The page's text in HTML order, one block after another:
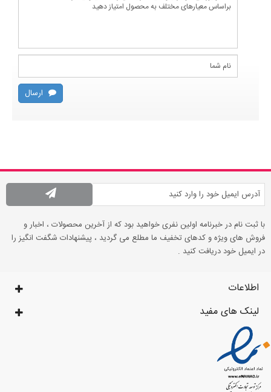
ارسال
با ثبت نام در خبرنامه اولین نفری خواهید بود که از آخرین محصولات ، اخبار و
فروش های ویژه و کدهای تخفیف ما مطلع می گردید ، پیشنهادات شگفت انگیز را
در ایمیل خود دریافت کنید .
اطلاعات
لینک های مفید